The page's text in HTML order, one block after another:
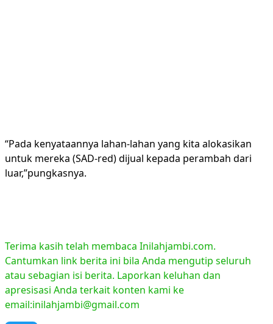
“Pada kenyataannya lahan-lahan yang kita alokasikan
untuk mereka (SAD-red) dijual kepada perambah dari
luar,”pungkasnya.
Terima kasih telah membaca Inilahjambi.com.
Cantumkan link berita ini bila Anda mengutip seluruh
atau sebagian isi berita. Laporkan keluhan dan
apresisasi Anda terkait konten kami ke
email:inilahjambi@gmail.com